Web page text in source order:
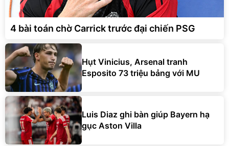
4 bài toán chờ Carrick trước đại chiến PSG
Hụt Vinicius, Arsenal tranh
Esposito 73 triệu bảng với MU
Luis Diaz ghi bàn giúp Bayern hạ
gục Aston Villa